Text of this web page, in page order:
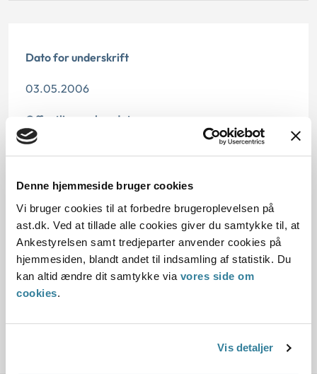
Denne hjemmeside bruger cookies
Vi bruger cookies til at forbedre brugeroplevelsen på
ast.dk. Ved at tillade alle cookies giver du samtykke til, at
Ankestyrelsen samt tredjeparter anvender cookies på
hjemmesiden, blandt andet til indsamling af statistik. Du
kan altid ændre dit samtykke via vores side om
cookies.
Vis detaljer
Dato for underskrift
03.05.2006
Offentliggørelsesdato
Denne principafgørelse er kasseret den 2. april
Paragraf
§ 37 § 71
Journalnummer
7000019-06